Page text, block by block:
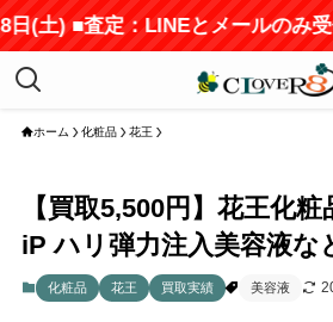
■査定：LINEとメールのみ受付(
ホーム 化粧品 花王
【買取5,500円】花王化
iP ハリ弾力注入美容液な
化粧品 花王 買取実績 美容液